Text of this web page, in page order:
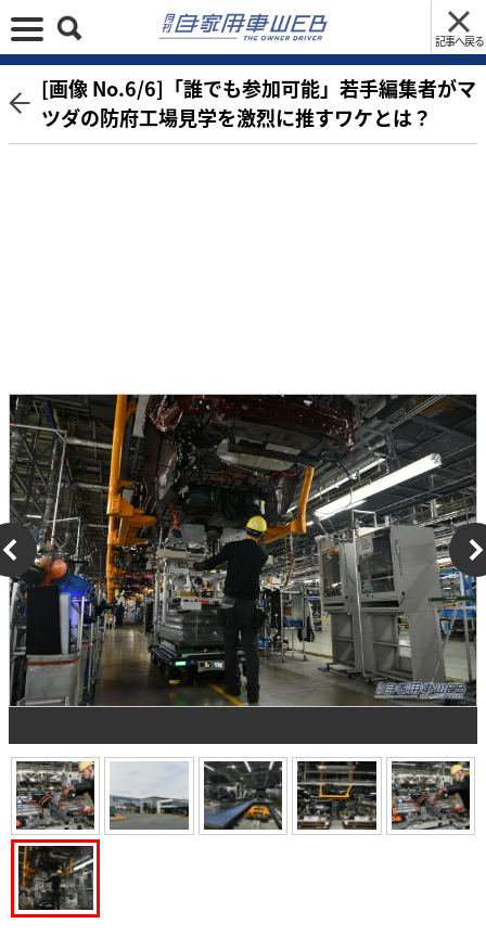
記事へ戻る
[画像 No.6/6]「誰でも参加可能」若手編集者がマ
ツダの防府工場見学を激烈に推すワケとは？